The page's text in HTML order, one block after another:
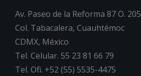
Av. Paseo de la Reforma 87 O. 205
Col. Tabacalera, Cuauhtémoc
CDMX, México
Tel. Celular. 55 23 81 66 79
Tel. Ofi. +52 (55) 5535-4475